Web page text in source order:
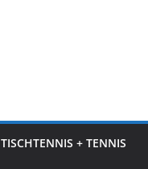
TISCHTENNIS + TENNIS